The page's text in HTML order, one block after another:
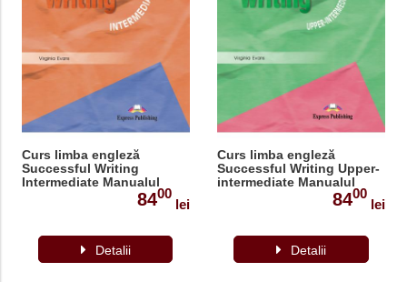
Curs limba engleză
Successful Writing
Intermediate Manualul
8400
lei
Detalii
Curs limba engleză
Successful Writing Upper-
intermediate Manualul
8400
lei
Detalii